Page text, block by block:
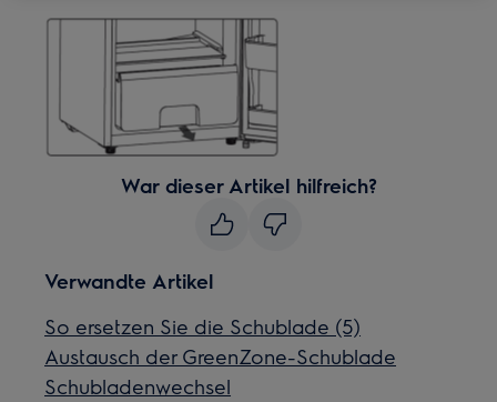
War dieser Artikel hilfreich?
Verwandte Artikel
So ersetzen Sie die Schublade (5)
Austausch der GreenZone-Schublade
Schubladenwechsel